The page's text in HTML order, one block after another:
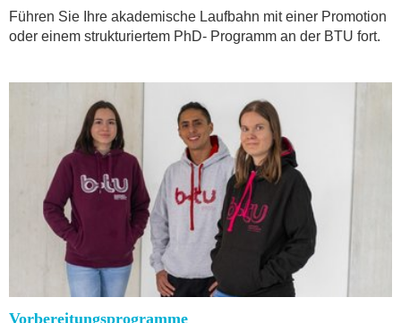
Führen Sie Ihre akademische Laufbahn mit einer Promotion
oder einem strukturiertem PhD- Programm an der BTU fort.
Vorbereitungsprogramme